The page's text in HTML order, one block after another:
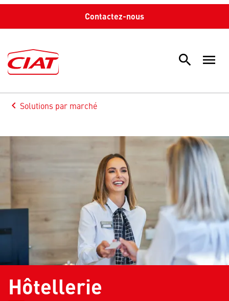
Contactez-nous
search menu
keyboard_arrow_left
Arrow back
Solutions par marché
Hôtellerie